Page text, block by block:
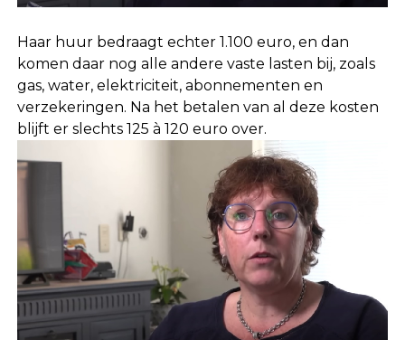
Haar huur bedraagt echter 1.100 euro, en dan
komen daar nog alle andere vaste lasten bij, zoals
gas, water, elektriciteit, abonnementen en
verzekeringen. Na het betalen van al deze kosten
blijft er slechts 125 à 120 euro over.